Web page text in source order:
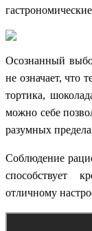
Осознанный
не означает, что
тортика,
можно себе
разумных
Соблюдение
способствует
отличному